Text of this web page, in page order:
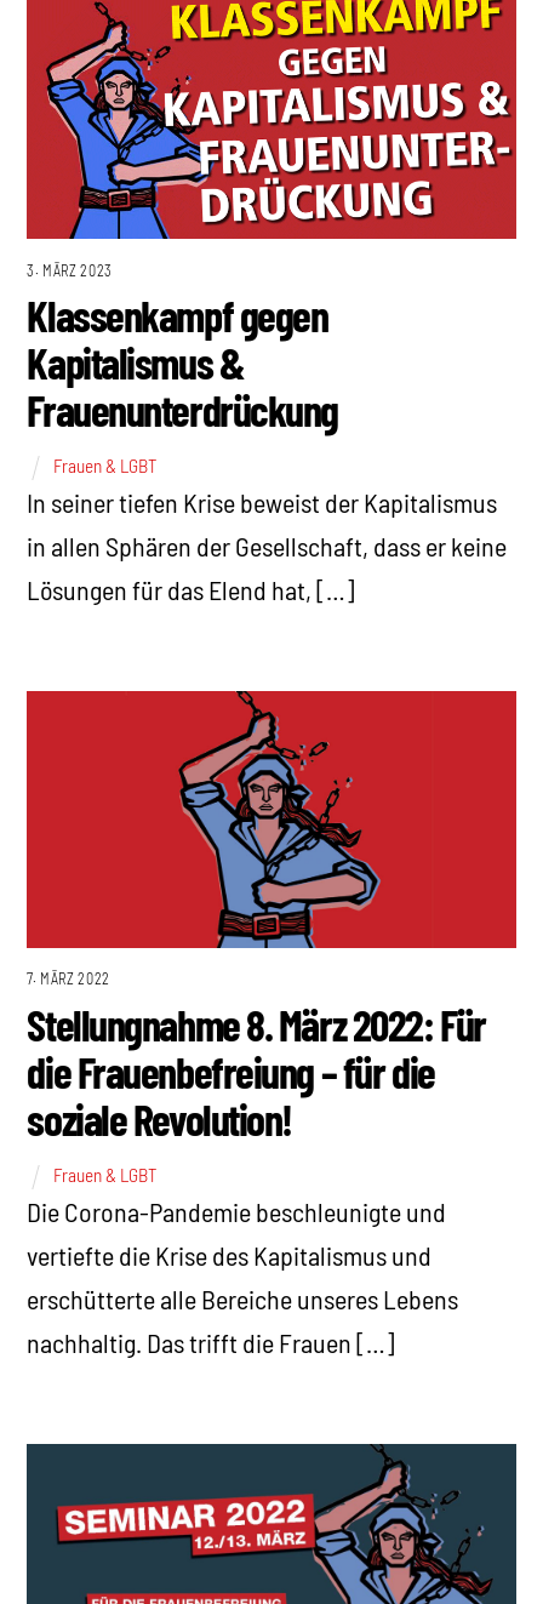
3. MÄRZ 2023
Klassenkampf gegen
Kapitalismus &
Frauenunterdrückung
Frauen & LGBT
In seiner tiefen Krise beweist der Kapitalismus
in allen Sphären der Gesellschaft, dass er keine
Lösungen für das Elend hat, […]
7. MÄRZ 2022
Stellungnahme 8. März 2022: Für
die Frauenbefreiung – für die
soziale Revolution!
Frauen & LGBT
Die Corona-Pandemie beschleunigte und
vertiefte die Krise des Kapitalismus und
erschütterte alle Bereiche unseres Lebens
nachhaltig. Das trifft die Frauen […]